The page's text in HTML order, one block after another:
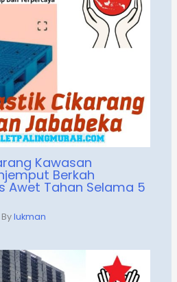
Kawasan
Berkah
Awet Tahan Selama 5
lukman